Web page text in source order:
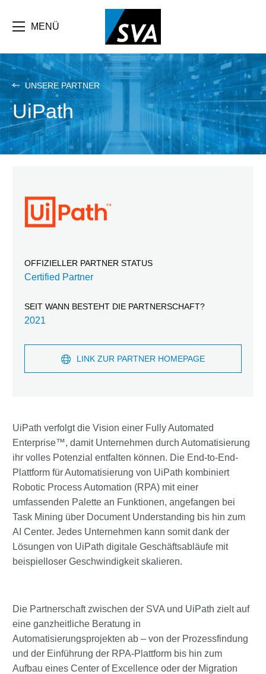
Inhalt
MENÜ
UNSERE PARTNER
UiPath
UiPath verfolgt die Vision einer Fully Automated
Enterprise™, damit Unternehmen durch Automatisierung
ihr volles Potenzial entfalten können. Die End-to-End-
Plattform für Automatisierung von UiPath kombiniert
Robotic Process Automation (RPA) mit einer
umfassenden Palette an Funktionen, angefangen bei
Task Mining über Document Understanding bis hin zum
AI Center. Jedes Unternehmen kann somit dank der
Lösungen von UiPath digitale Geschäftsabläufe mit
beispielloser Geschwindigkeit skalieren.
Die Partnerschaft zwischen der SVA und UiPath zielt auf
eine ganzheitliche Beratung in
Automatisierungsprojekten ab – von der Prozessfindung
und der Einführung der RPA-Plattform bis hin zum
Aufbau eines Center of Excellence oder der Migration
OFFIZIELLER PARTNER STATUS
Certified Partner
SEIT WANN BESTEHT DIE PARTNERSCHAFT?
2021
LINK ZUR PARTNER HOMEPAGE